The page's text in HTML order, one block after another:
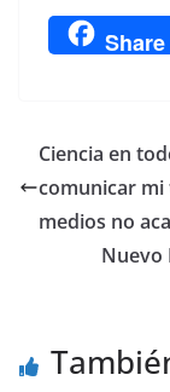
Share
Ciencia en
comunicar
medios no
Nuevo